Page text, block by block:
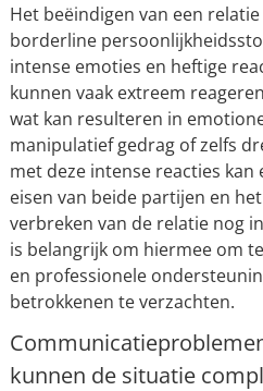
Het beëindigen van een
borderline
intense emoties en heftige
kunnen vaak extreem
wat kan resulteren in
manipulatief gedrag of zelfs
met deze intense reacties
eisen van beide partijen en
verbreken van de relatie nog
is belangrijk om hiermee om
en professionele
betrokkenen te verzachten.
kunnen de situatie